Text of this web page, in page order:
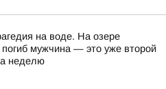
на воде. На озере
мужчина — это уже второй
неделю